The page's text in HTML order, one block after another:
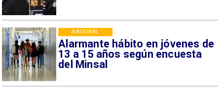
Alarmante hábito en jóvenes de
13 a 15 años según encuesta
del Minsal
NACIONAL